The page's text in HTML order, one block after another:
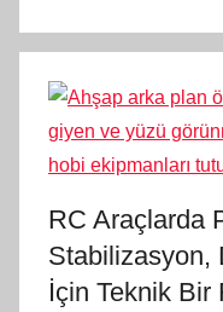
RC Araçlarda
Stabilizasyon,
İçin Teknik Bir